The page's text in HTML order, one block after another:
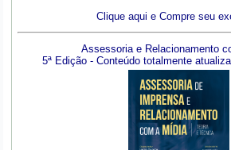
Clique aqui e Compre seu
Assessoria e Relacionamento
5ª Edição - Conteúdo totalmente